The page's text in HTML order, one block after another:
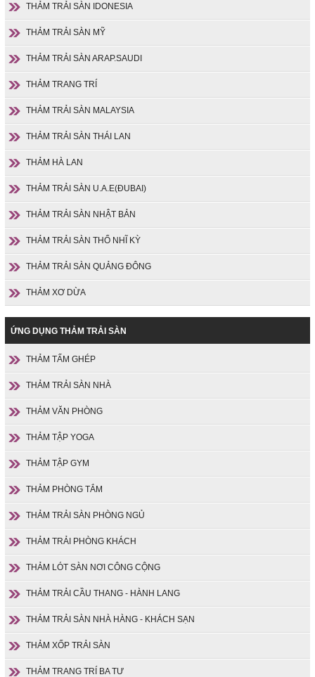
THẢM TRẢI SÀN IDONESIA
THẢM TRẢI SÀN MỸ
THẢM TRẢI SÀN ARAP.SAUDI
THẢM TRANG TRÍ
THẢM TRẢI SÀN MALAYSIA
THẢM TRẢI SÀN THÁI LAN
THẢM HÀ LAN
THẢM TRẢI SÀN U.A.E(ĐUBAI)
THẢM TRẢI SÀN NHẬT BẢN
THẢM TRẢI SÀN THỔ NHĨ KỲ
THẢM TRẢI SÀN QUẢNG ĐÔNG
THẢM XƠ DỪA
ỨNG DỤNG THẢM TRẢI SÀN
THẢM TẤM GHÉP
THẢM TRẢI SÀN NHÀ
THẢM VĂN PHÒNG
THẢM TẬP YOGA
THẢM TẬP GYM
THẢM PHÒNG TẮM
THẢM TRẢI SÀN PHÒNG NGỦ
THẢM TRẢI PHÒNG KHÁCH
THẢM LÓT SÀN NƠI CÔNG CỘNG
THẢM TRẢI CẦU THANG - HÀNH LANG
THẢM TRẢI SÀN NHÀ HÀNG - KHÁCH SẠN
THẢM XỐP TRẢI SÀN
THẢM TRANG TRÍ BA TƯ